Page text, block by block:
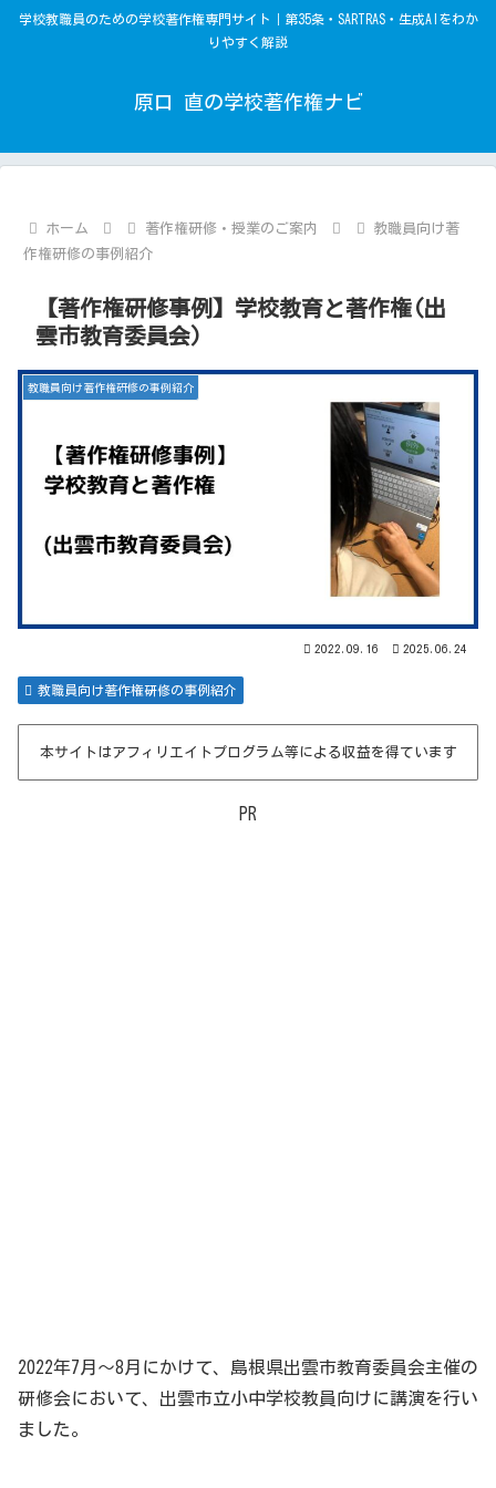
学校教職員のための学校著作権専門サイト｜第35条・SARTRAS・生成AIをわか
りやすく解説
原口 直の学校著作権ナビ
ホーム 著作権研修・授業のご案内
教職員向け著
作権研修の事例紹介
【著作権研修事例】学校教育と著作権(出
雲市教育委員会)
教職員向け著作権研修の事例紹介
2022.09.16 2025.06.24
教職員向け著作権研修の事例紹介
本サイトはアフィリエイトプログラム等による収益を得ています
PR
2022年7月〜8月にかけて、島根県出雲市教育委員会主催の
研修会において、出雲市立小中学校教員向けに講演を行い
ました。